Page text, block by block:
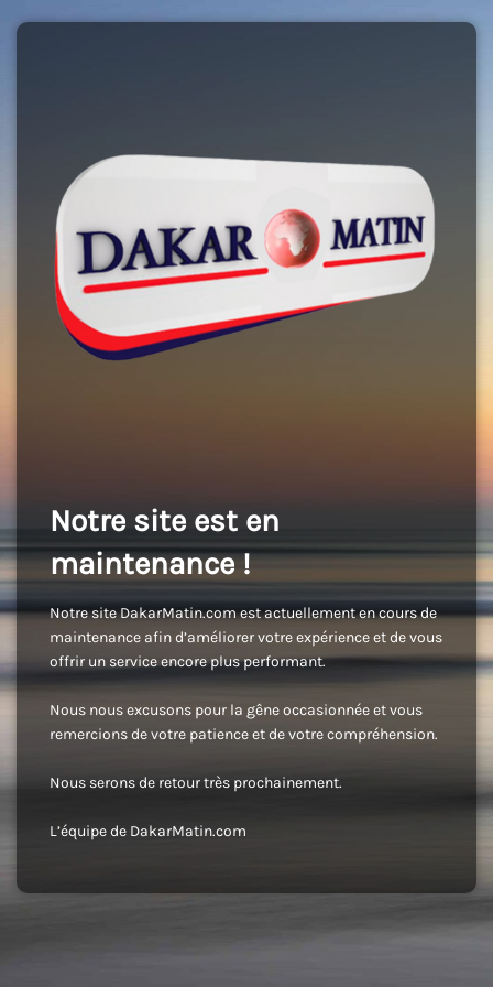
Notre site est en
maintenance !
Notre site DakarMatin.com est actuellement en cours de
maintenance afin d’améliorer votre expérience et de vous
offrir un service encore plus performant.
Nous nous excusons pour la gêne occasionnée et vous
remercions de votre patience et de votre compréhension.
Nous serons de retour très prochainement.
L’équipe de DakarMatin.com